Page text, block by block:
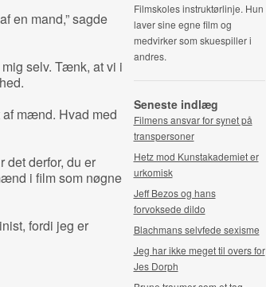
en mand,” sagde
selv. Tænk, at vi i
af mænd. Hvad med
det derfor, du er
i film som nøgne
fordi jeg er
Filmskoles instruktørlinje. Hun
laver sine egne film og
medvirker som skuespiller i
andres.
Seneste indlæg
Filmens ansvar for synet på
transpersoner
Hetz mod Kunstakademiet er
urkomisk
Jeff Bezos og hans
forvoksede dildo
Blachmans selvfede sexisme
Jeg har ikke meget til overs for
Jes Dorph